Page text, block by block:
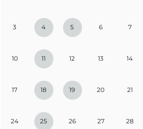
3 4 5 6 7
10 11 12 13 14
17 18 19 20 21
24 25 26 27 28